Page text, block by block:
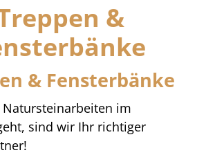
&
& Fensterbänke
im
sind wir Ihr richtiger